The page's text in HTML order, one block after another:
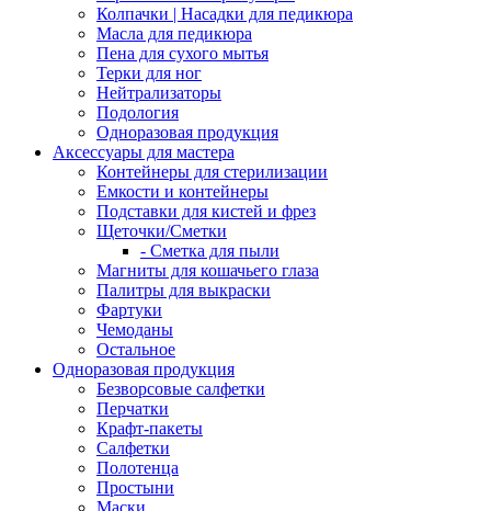
Колпачки | Насадки для педикюра
Масла для педикюра
Пена для сухого мытья
Терки для ног
Нейтрализаторы
Подология
Одноразовая продукция
Аксессуары для мастера
Контейнеры для стерилизации
Емкости и контейнеры
Подставки для кистей и фрез
Щеточки/Сметки
- Сметка для пыли
Магниты для кошачьего глаза
Палитры для выкраски
Фартуки
Чемоданы
Остальное
Одноразовая продукция
Безворсовые салфетки
Перчатки
Крафт-пакеты
Салфетки
Полотенца
Простыни
Маски